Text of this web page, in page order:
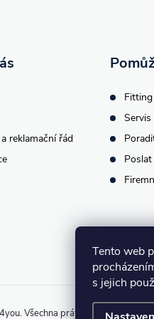
Tento web
s jejich
reklamační řád
. Všechna práva vyhrazena.